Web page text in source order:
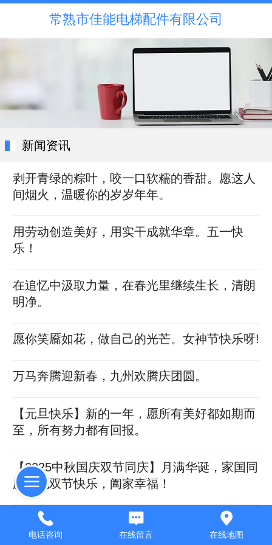
常熟市佳能电梯配件有限公司
新闻资讯
剥开青绿的粽叶，咬一口软糯的香甜。愿这人
间烟火，温暖你的岁岁年年。
用劳动创造美好，用实干成就华章。五一快
乐！
在追忆中汲取力量，在春光里继续生长，清朗
明净。
愿你笑靥如花，做自己的光芒。女神节快乐呀!
万马奔腾迎新春，九州欢腾庆团圆。
【元旦快乐】新的一年，愿所有美好都如期而
至，所有努力都有回报。
【2025中秋国庆双节同庆】月满华诞，家国同
庆。祝双节快乐，阖家幸福！
端午佳节至，愿您事业如龙舟破浪前行，生活
如香粽甜蜜圆满！
电话咨询 在线留言 在线地图